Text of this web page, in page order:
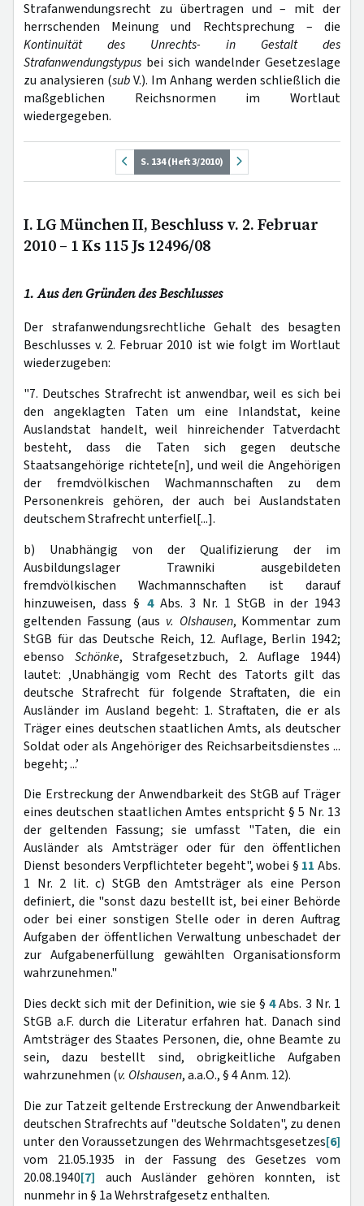
Strafanwendungsrecht zu übertragen und – mit der
herrschenden Meinung und Rechtsprechung – die
Kontinuität des Unrechts- in Gestalt des
Strafanwendungstypus bei sich wandelnder Gesetzeslage
zu analysieren (subV.). Im Anhang werden schließlich die
maßgeblichen Reichsnormen im Wortlaut
wiedergegeben.
S. 134 (Heft 3/2010)
I. LG München II, Beschluss v. 2. Februar
2010 – 1 Ks 115 Js 12496/08
1. Aus den Gründen des Beschlusses
Der strafanwendungsrechtliche Gehalt des besagten
Beschlusses v. 2. Februar 2010 ist wie folgt im Wortlaut
wiederzugeben:
"7. Deutsches Strafrecht ist anwendbar, weil es sich bei
den angeklagten Taten um eine Inlandstat, keine
Auslandstat handelt, weil hinreichender Tatverdacht
besteht, dass die Taten sich gegen deutsche
Staatsangehörige richtete[n], und weil die Angehörigen
der fremdvölkischen Wachmannschaften zu dem
Personenkreis gehören, der auch bei Auslandstaten
deutschem Strafrecht unterfiel[...].
b) Unabhängig von der Qualifizierung der im
Ausbildungslager Trawniki ausgebildeten
fremdvölkischen Wachmannschaften ist darauf
hinzuweisen, dass § 4Abs. 3 Nr. 1 StGB in der 1943
geltenden Fassung (aus v. Olshausen, Kommentar zum
StGB für das Deutsche Reich, 12. Auflage, Berlin 1942;
ebenso Schönke, Strafgesetzbuch, 2. Auflage 1944)
lautet: ‚Unabhängig vom Recht des Tatorts gilt das
deutsche Strafrecht für folgende Straftaten, die ein
Ausländer im Ausland begeht: 1. Straftaten, die er als
Träger eines deutschen staatlichen Amts, als deutscher
Soldat oder als Angehöriger des Reichsarbeitsdienstes ...
begeht; ...’
Die Erstreckung der Anwendbarkeit des StGB auf Träger
eines deutschen staatlichen Amtes entspricht § 5 Nr. 13
der geltenden Fassung; sie umfasst "Taten, die ein
Ausländer als Amtsträger oder für den öffentlichen
Dienst besonders Verpflichteter begeht", wobei § 11 Abs.
1 Nr. 2 lit. c) StGB den Amtsträger als eine Person
definiert, die "sonst dazu bestellt ist, bei einer Behörde
oder bei einer sonstigen Stelle oder in deren Auftrag
Aufgaben der öffentlichen Verwaltung unbeschadet der
zur Aufgabenerfüllung gewählten Organisationsform
wahrzunehmen."
Dies deckt sich mit der Definition, wie sie §4Abs. 3 Nr. 1
StGB a.F. durch die Literatur erfahren hat. Danach sind
Amtsträger des Staates Personen, die, ohne Beamte zu
sein, dazu bestellt sind, obrigkeitliche Aufgaben
wahrzunehmen (v. Olshausen, a.a.O., § 4 Anm. 12).
Die zur Tatzeit geltende Erstreckung der Anwendbarkeit
deutschen Strafrechts auf "deutsche Soldaten", zu denen
unter den Voraussetzungen des Wehrmachtsgesetzes[6]
vom 21.05.1935 in der Fassung des Gesetzes vom
20.08.1940[7] auch Ausländer gehören konnten, ist
nunmehr in § 1a Wehrstrafgesetz enthalten.